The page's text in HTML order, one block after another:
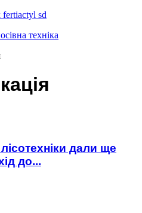
дали ще
до...